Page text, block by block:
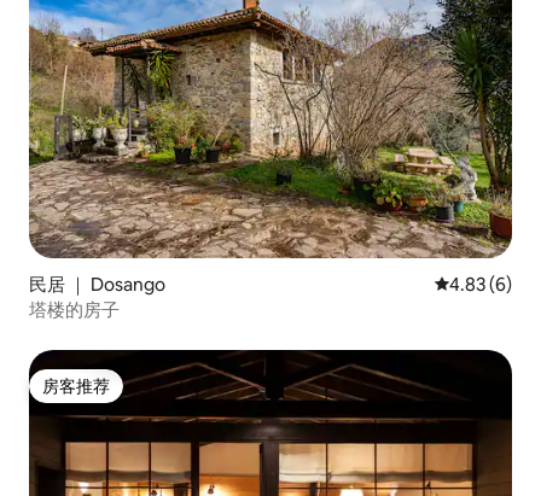
民居 ｜ Dosango 平均评分
4.83 (6)
塔楼的房子
房客推荐
房客推荐